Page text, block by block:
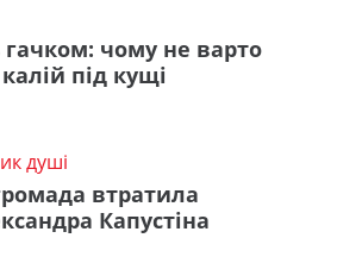
гачком: чому не варто
під кущі
душі
втратила
Капустіна